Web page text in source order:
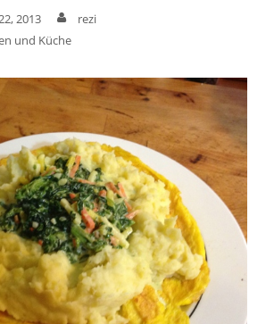
2013
rezi
und Küche